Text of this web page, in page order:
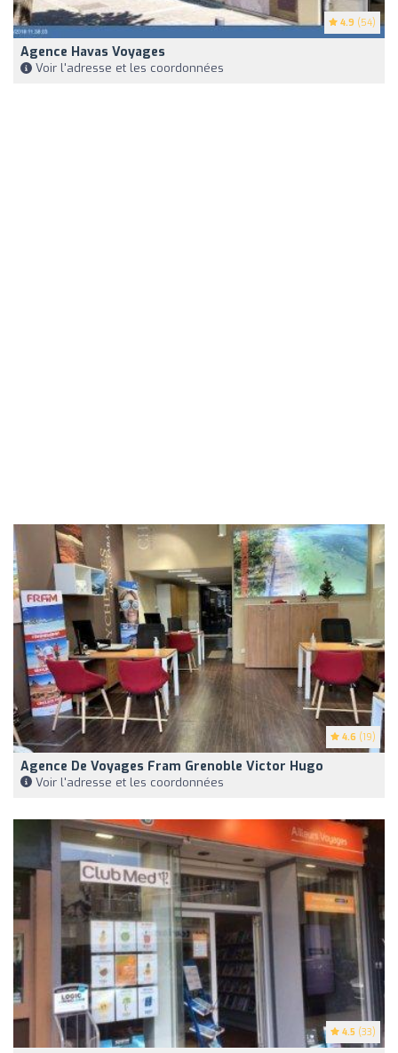
4.9 (54)
Agence Havas Voyages
Voir l'adresse et les coordonnées
4.6 (19)
Agence De Voyages Fram Grenoble Victor Hugo
Voir l'adresse et les coordonnées
4.5 (33)